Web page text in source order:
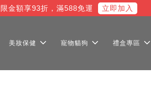
金額享93折，滿588免運 立即加入
美妝保健 寵物貓狗 禮盒專區